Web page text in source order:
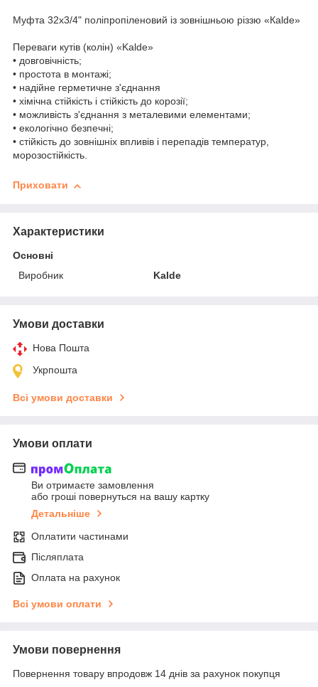
Муфта 32х3/4" поліпропіленовий із зовнішньою різзю «Кalde»
Переваги кутів (колін) «Kalde»
• довговічність;
• простота в монтажі;
• надійне герметичне з'єднання
• хімічна стійкість і стійкість до корозії;
• можливість з'єднання з металевими елементами;
• екологічно безпечні;
• стійкість до зовнішніх впливів і перепадів температур,
морозостійкість.
Приховати
Характеристики
Основні
Виробник
Kalde
Умови доставки
Нова Пошта
Укрпошта
Всі умови доставки
Умови оплати
Ви отримаєте замовлення
або гроші повернуться на вашу картку
Детальніше
Оплатити частинами
Післяплата
Оплата на рахунок
Всі умови оплати
Умови повернення
Повернення товару впродовж 14 днів за рахунок покупця